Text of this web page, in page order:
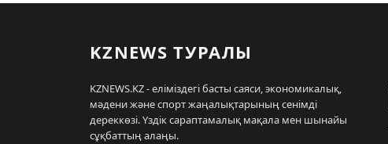
KZNEWS ТУРАЛЫ
KZNEWS.KZ - еліміздегі басты саяси, экономикалық,
мәдени және спорт жаңалықтарының сенімді
дереккөзі. Үздік сараптамалық мақала мен шынайы
сұқбаттың алаңы.